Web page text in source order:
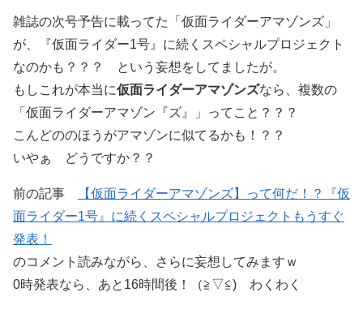
雑誌の次号予告に載ってた「仮面ライダーアマゾンズ」
が、『仮面ライダー1号』に続くスペシャルプロジェクト
なのかも？？？ という妄想をしてましたが。
もしこれが本当に仮面ライダーアマゾンズなら、複数の
「仮面ライダーアマゾン『ズ』」ってこと？？？
こんどののほうがアマゾンに似てるかも！？？
いやぁ どうですか？？
前の記事
【仮面ライダーアマゾンズ】って何だ！？『仮
面ライダー1号』に続くスペシャルプロジェクトもうすぐ
発表！
のコメント読みながら、さらに妄想してみますｗ
0時発表なら、あと16時間後！（≧▽≦) わくわく